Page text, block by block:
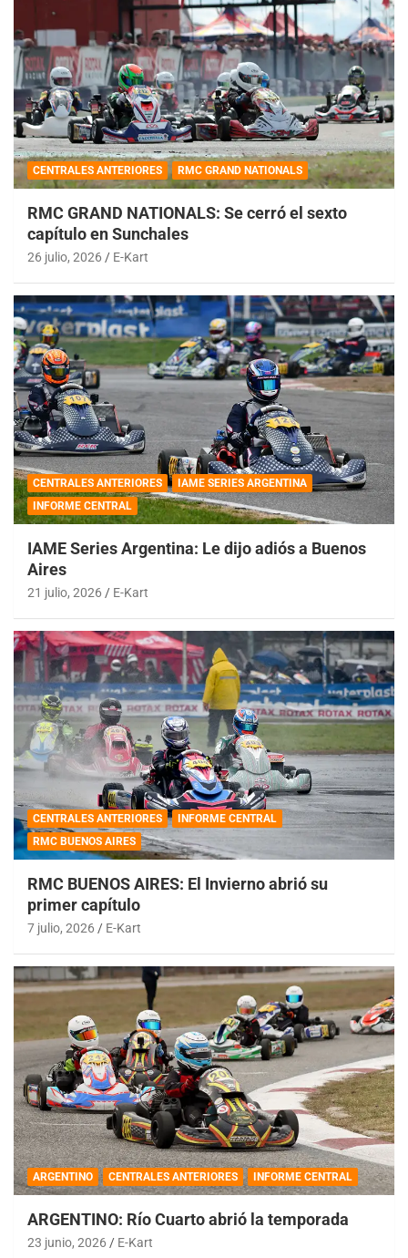
CENTRALES ANTERIORES RMC GRAND NATIONALS
RMC GRAND NATIONALS: Se cerró el sexto
capítulo en Sunchales
26 julio, 2026 E-Kart
CENTRALES ANTERIORES
IAME SERIES ARGENTINA
INFORME CENTRAL
IAME Series Argentina: Le dijo adiós a Buenos
Aires
21 julio, 2026 E-Kart
CENTRALES ANTERIORES
INFORME CENTRAL
RMC BUENOS AIRES
RMC BUENOS AIRES: El Invierno abrió su
primer capítulo
7 julio, 2026 E-Kart
ARGENTINO CENTRALES ANTERIORES INFORME CENTRAL
ARGENTINO: Río Cuarto abrió la temporada
23 junio, 2026 E-Kart